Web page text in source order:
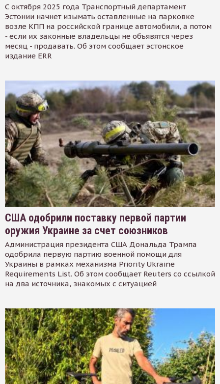
С октября 2025 года Транспортный департамент
Эстонии начнет изымать оставленные на парковке
возле КПП на российской границе автомобили, а потом
- если их законные владельцы не объявятся через
месяц - продавать. Об этом сообщает эстонское
издание ERR
США одобрили поставку первой партии
оружия Украине за счет союзников
Администрация президента США Дональда Трампа
одобрила первую партию военной помощи для
Украины в рамках механизма Priority Ukraine
Requirements List. Об этом сообщает Reuters со ссылкой
на два источника, знакомых с ситуацией